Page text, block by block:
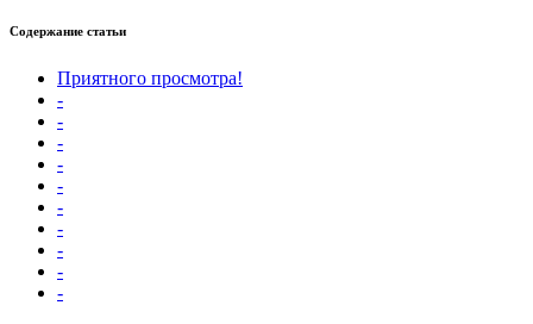
Содержание статьи
Приятного просмотра!
-
-
-
-
-
-
-
-
-
-